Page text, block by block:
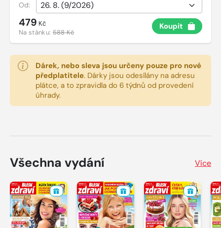
Od:
479 Kč
Na stánku:588 Kč
Koupit
Dárek, nebo sleva jsou určeny pouze pro nové
předplatitele. Dárky jsou odesílány na adresu
plátce, a to zpravidla do 6 týdnů od provedení
úhrady.
Všechna vydání Více